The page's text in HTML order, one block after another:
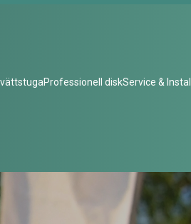
Professionell diskService &